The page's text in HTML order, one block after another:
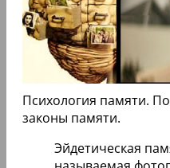
Психология памяти.
законы памяти.
Эйдетическая